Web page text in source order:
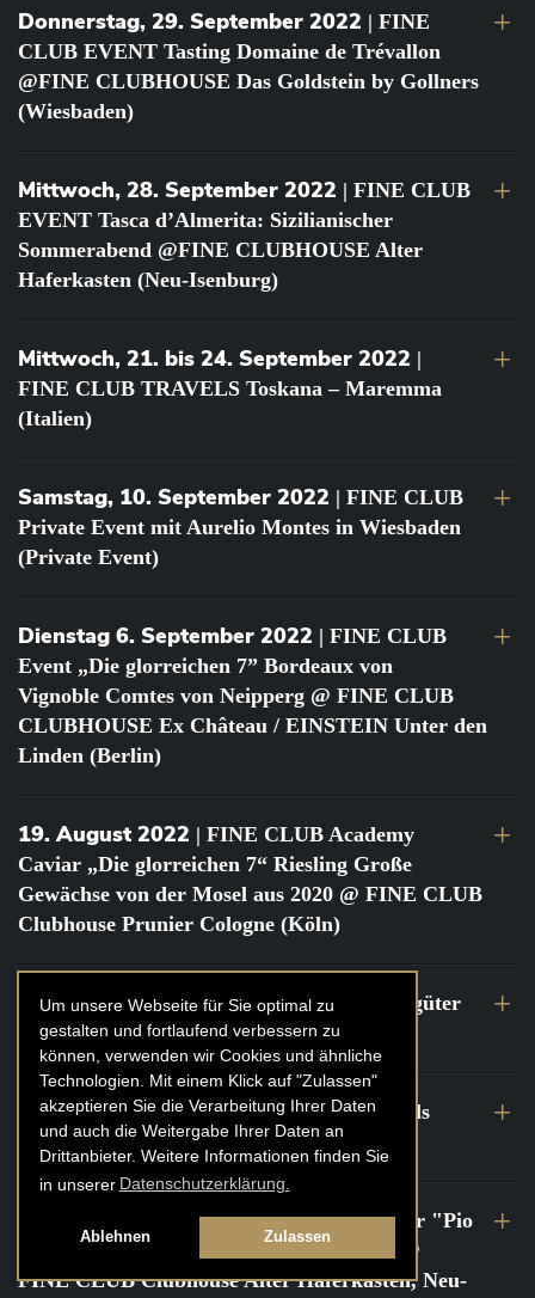
Um unsere Webseite für Sie optimal zu
gestalten und fortlaufend verbessern zu
können, verwenden wir Cookies und ähnliche
Technologien. Mit einem Klick auf "Zulassen"
akzeptieren Sie die Verarbeitung Ihrer Daten
und auch die Weitergabe Ihrer Daten an
Drittanbieter. Weitere Informationen finden Sie
in unserer Datenschutzerklärung.
Ablehnen Zulassen
Donnerstag, 29. September 2022 | FINE
CLUB EVENT Tasting Domaine de Trévallon
@FINE CLUBHOUSE Das Goldstein by Gollners
(Wiesbaden)
Mittwoch, 28. September 2022 | FINE CLUB
EVENT Tasca d’Almerita: Sizilianischer
Sommerabend @FINE CLUBHOUSE Alter
Haferkasten (Neu-Isenburg)
Mittwoch, 21. bis 24. September 2022 |
FINE CLUB TRAVELS Toskana – Maremma
(Italien)
Samstag, 10. September 2022 | FINE CLUB
Private Event mit Aurelio Montes in Wiesbaden
(Private Event)
Dienstag 6. September 2022 | FINE CLUB
Event „Die glorreichen 7” Bordeaux von
Vignoble Comtes von Neipperg @ FINE CLUB
CLUBHOUSE Ex Château / EINSTEIN Unter den
Linden (Berlin)
19. August 2022 | FINE CLUB Academy
Caviar „Die glorreichen 7“ Riesling Große
Gewächse von der Mosel aus 2020 @ FINE CLUB
Clubhouse Prunier Cologne (Köln)
29. Juli 2022| Weinbergwanderung Weingüter
Geheimrat J. Wegeler
26. bis 27. Juli 2022| FINE CLUB Travels
Frankreich Champagne Kurztrip
| FINE CLUB Private Dinner "Pio
Cesare" mit Tochter Frederica Pio Boffa @
FINE CLUB Clubhouse Alter Haferkasten, Neu-